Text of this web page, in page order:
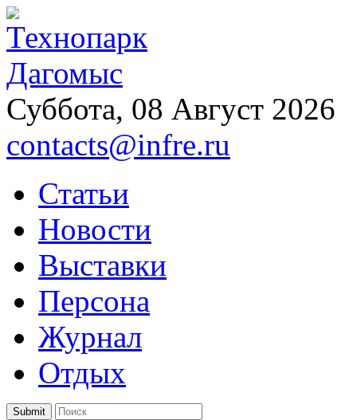
Суббота, 08 Август 2026
contacts@infre.ru
Статьи
Новости
Выставки
Персона
Журнал
Отдых
Submit